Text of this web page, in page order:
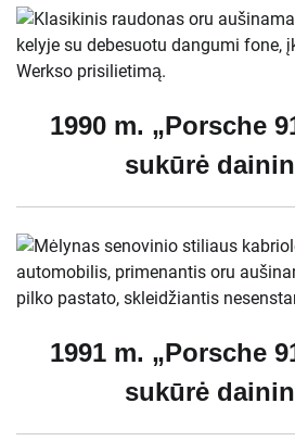
1990 m. „Porsche
sukūrė
1991 m. „Porsche
sukūrė